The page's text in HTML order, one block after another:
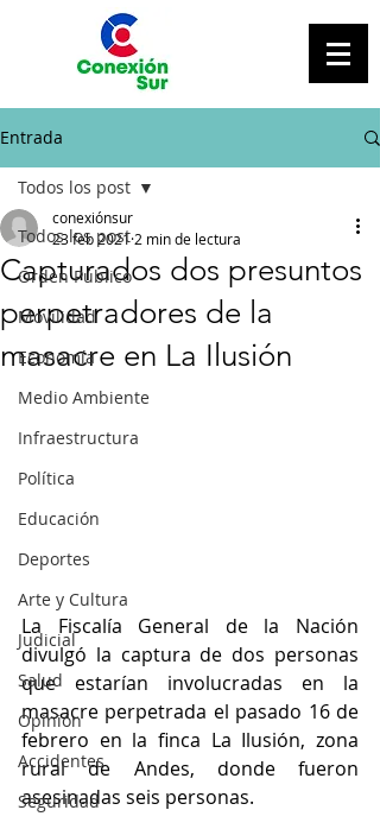
Entrada
Todos los post
Orden Público
Movilidad
Economía
Medio Ambiente
Infraestructura
Política
Educación
Deportes
Arte y Cultura
Judicial
Salud
Opinión
Accidentes
Seguridad
Todos los post
Capturados dos presuntos
perpetradores de la
masacre en La Ilusión
conexiónsur
23 feb 2021 2 min de lectura
La Fiscalía General de la Nación
divulgó la captura de dos personas
que estarían involucradas en la
masacre perpetrada el pasado 16 de
febrero en la finca La Ilusión, zona
rural de Andes, donde fueron
asesinadas seis personas.